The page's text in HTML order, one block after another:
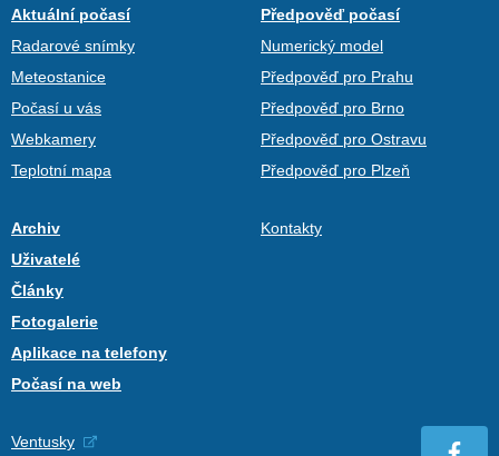
Aktuální počasí
Radarové snímky
Meteostanice
Počasí u vás
Webkamery
Teplotní mapa
Předpověď počasí
Numerický model
Předpověď pro Prahu
Předpověď pro Brno
Předpověď pro Ostravu
Předpověď pro Plzeň
Archiv
Uživatelé
Články
Fotogalerie
Aplikace na telefony
Počasí na web
Kontakty
Ventusky